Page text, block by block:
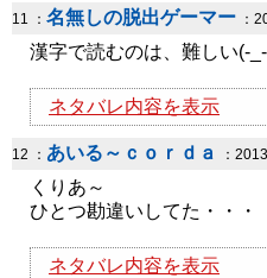
11 ： 名無しの脱出ゲーマー ：
漢字で読むのは、難しい(-
ネタバレ内容を表示
12 ： あいる～ｃｏｒｄａ ：
くりあ～
ひとつ勘違いしてた・・・
ネタバレ内容を表示